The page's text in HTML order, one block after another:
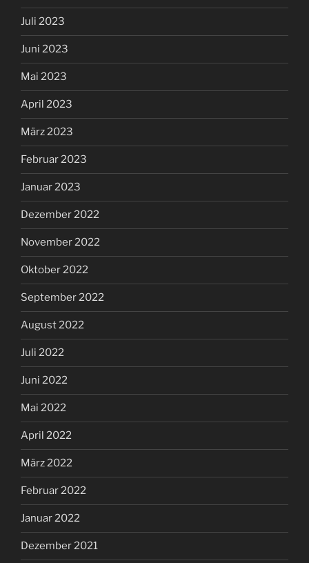
Juli 2023
Juni 2023
Mai 2023
April 2023
März 2023
Februar 2023
Januar 2023
Dezember 2022
November 2022
Oktober 2022
September 2022
August 2022
Juli 2022
Juni 2022
Mai 2022
April 2022
März 2022
Februar 2022
Januar 2022
Dezember 2021